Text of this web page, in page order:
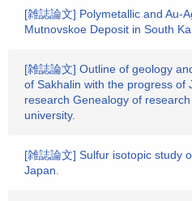
[雑誌論文] Polymetallic and Au-
Mutnovskoe Deposit in South
[雑誌論文] Outline of geology
of Sakhalin with the progress of
research Genealogy of
university.
[雑誌論文] Sulfur isotopic study
Japan.